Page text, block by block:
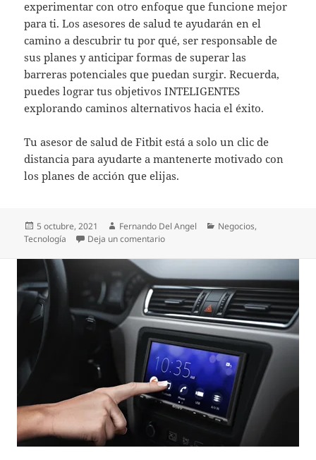
experimentar con otro enfoque que funcione mejor
para ti. Los asesores de salud te ayudarán en el
camino a descubrir tu por qué, ser responsable de
sus planes y anticipar formas de superar las
barreras potenciales que puedan surgir. Recuerda,
puedes lograr tus objetivos INTELIGENTES
explorando caminos alternativos hacia el éxito.
Tu asesor de salud de Fitbit está a solo un clic de
distancia para ayudarte a mantenerte motivado con
los planes de acción que elijas.
Publicado
el
5 octubre, 2021 Autor
Fernando Del Angel Categorías
Negocios,
Tecnología
Deja un comentarioen Alcanza tus objetivos de salud con